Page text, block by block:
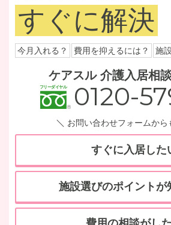
すぐに解決
今月入れる？ 費用を抑えるには？ 施
ケアスル 介護入居相
0120-
お問い合わせフォームから
すぐに入居した
施設選びのポイントが